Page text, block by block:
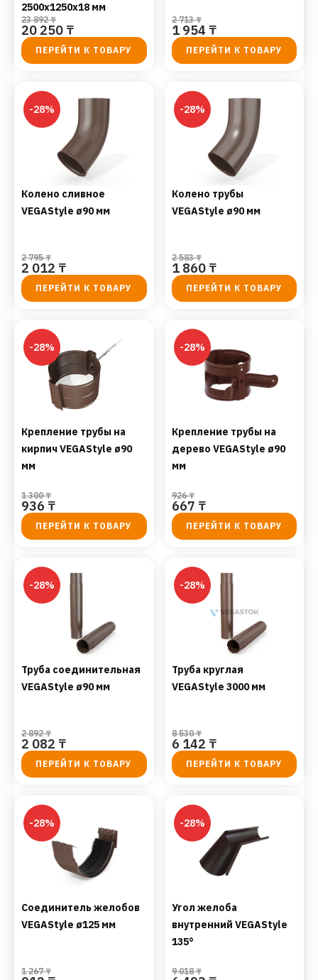
2500х1250х18 мм
23 892₸
20 250 ₸
ПЕРЕЙТИ К ТОВАРУ
2 713₸
1 954 ₸
ПЕРЕЙТИ К ТОВАРУ
-28%
Колено сливное
VEGAStyle ø90 мм
2 795₸
2 012 ₸
ПЕРЕЙТИ К ТОВАРУ
-28%
Колено трубы
VEGAStyle ø90 мм
2 583₸
1 860 ₸
ПЕРЕЙТИ К ТОВАРУ
-28%
Крепление трубы на
кирпич VEGAStyle ø90
мм
1 300₸
936 ₸
ПЕРЕЙТИ К ТОВАРУ
-28%
Крепление трубы на
дерево VEGAStyle ø90
мм
926₸
667 ₸
ПЕРЕЙТИ К ТОВАРУ
-28%
Труба соединительная
VEGAStyle ø90 мм
2 892₸
2 082 ₸
ПЕРЕЙТИ К ТОВАРУ
-28%
Труба круглая
VEGAStyle 3000 мм
8 530₸
6 142 ₸
ПЕРЕЙТИ К ТОВАРУ
-28%
Соединитель желобов
VEGAStyle ø125 мм
1 267₸
-28%
Угол желоба
внутренний VEGAStyle
135°
9 018₸